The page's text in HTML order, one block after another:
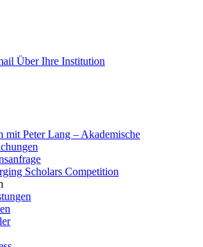
Über Ihre Institution
mit Peter Lang – Akademische
Scholars Competition